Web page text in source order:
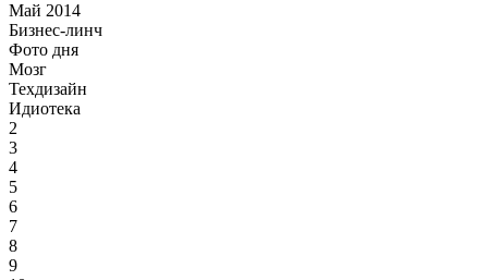
Май 2014
Бизнес-линч
Фото дня
Мозг
Техдизайн
Идиотека
2
3
4
5
6
7
8
9